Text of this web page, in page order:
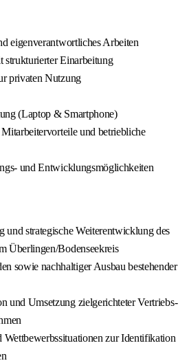
eigenverantwortliches Arbeiten
strukturierter Einarbeitung
privaten Nutzung
(Laptop & Smartphone)
und betriebliche
und Entwicklungsmöglichkeiten
und strategische Weiterentwicklung des
Überlingen/Bodenseekreis
sowie nachhaltiger Ausbau bestehender
und Umsetzung zielgerichteter Vertriebs-
zur Identifikation